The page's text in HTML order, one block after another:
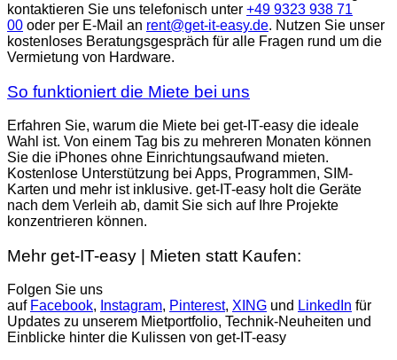
kontaktieren Sie uns telefonisch unter +49 9323 938 71
00 oder per E-Mail an rent@get-it-easy.de. Nutzen Sie unser
kostenloses Beratungsgespräch für alle Fragen rund um die
Vermietung von Hardware.
So funktioniert die Miete bei uns
Erfahren Sie, warum die Miete bei get-IT-easy die ideale
Wahl ist. Von einem Tag bis zu mehreren Monaten können
Sie die iPhones ohne Einrichtungsaufwand mieten.
Kostenlose Unterstützung bei Apps, Programmen, SIM-
Karten und mehr ist inklusive. get-IT-easy holt die Geräte
nach dem Verleih ab, damit Sie sich auf Ihre Projekte
konzentrieren können.
Mehr get-IT-easy | Mieten statt Kaufen:
Folgen Sie uns
auf Facebook, Instagram, Pinterest, XING und LinkedIn für
Updates zu unserem Mietportfolio, Technik-Neuheiten und
Einblicke hinter die Kulissen von get-IT-easy